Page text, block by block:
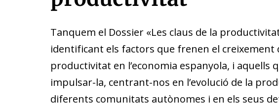
Tanquem el Dossier «Les claus de la
identificant els factors que frenen el creixement
productivitat en l’economia espanyola, i aquells
impulsar-la, centrant-nos en l’evolució de la
diferents comunitats autònomes i en els seus